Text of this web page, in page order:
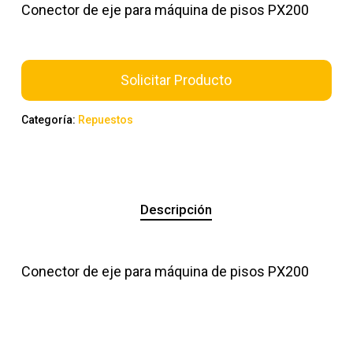
Conector de eje para máquina de pisos PX200
Solicitar Producto
Categoría: Repuestos
Descripción
Conector de eje para máquina de pisos PX200